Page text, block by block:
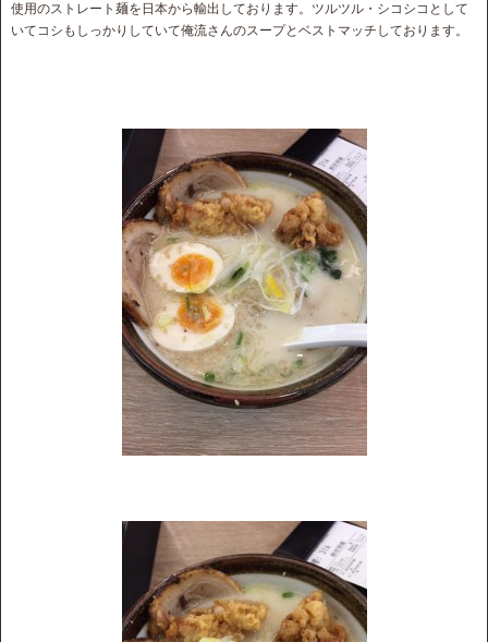
使用のストレート麺を日本から輸出しております。ツルツル・シコシコとして
いてコシもしっかりしていて俺流さんのスープとベストマッチしております。